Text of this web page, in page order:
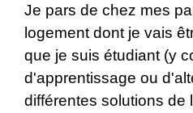
Je pars de chez mes
logement dont je vais
que je suis étudiant (y
d'apprentissage ou
différentes solutions de